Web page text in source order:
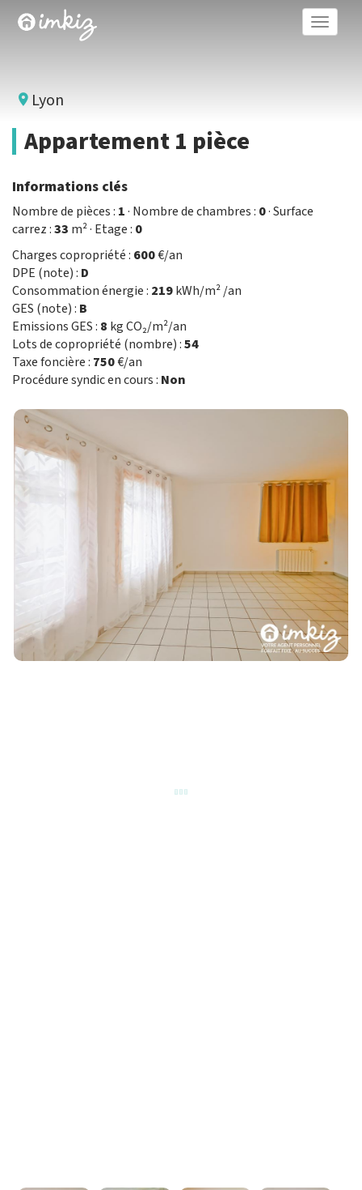
Toggle
Lyon
Appartement 1 pièce
Informations clés
Nombre de pièces : 1· Nombre de chambres : 0· Surface
carrez :33 m² · Etage : 0
Charges copropriété : 600€/an
DPE (note) : D
Consommation énergie : 219kWh/m² /an
GES (note) : B
Emissions GES : 8 kg CO₂/m²/an
Lots de copropriété (nombre) :54
Taxe foncière : 750€/an
Procédure syndic en cours : Non